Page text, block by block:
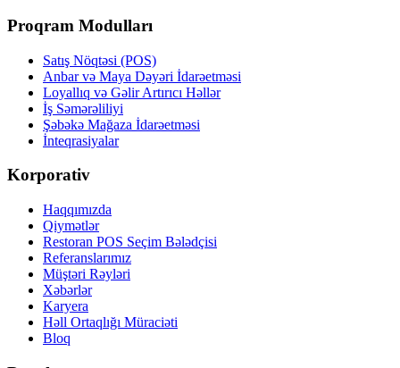
Proqram Modulları
Satış Nöqtəsi (POS)
Anbar və Maya Dəyəri İdarəetməsi
Loyallıq və Gəlir Artırıcı Həllər
İş Səmərəliliyi
Şəbəkə Mağaza İdarəetməsi
İnteqrasiyalar
Korporativ
Haqqımızda
Qiymətlər
Restoran POS Seçim Bələdçisi
Referanslarımız
Müştəri Rəyləri
Xəbərlər
Karyera
Həll Ortaqlığı Müraciəti
Bloq